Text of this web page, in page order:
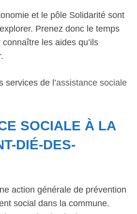
et le pôle Solidarité sont
Prenez donc le temps
les aides qu’ils
services de l’assistance sociale
SOCIALE À LA
DIÉ-DES-
action générale de prévention
social dans la commune.